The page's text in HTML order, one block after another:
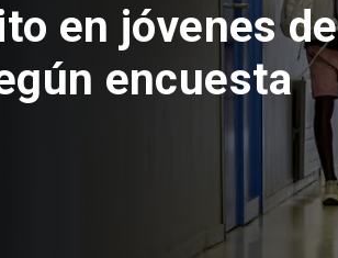
del Parque
con inversión